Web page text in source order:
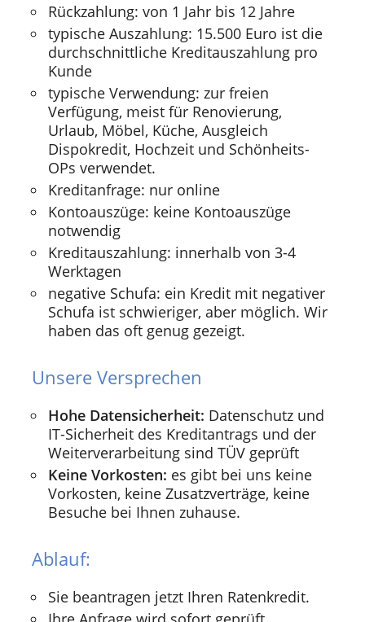
Rückzahlung: von 1 Jahr bis 12 Jahre
typische Auszahlung: 15.500 Euro ist die
durchschnittliche Kreditauszahlung pro
Kunde
typische Verwendung: zur freien
Verfügung, meist für Renovierung,
Urlaub, Möbel, Küche, Ausgleich
Dispokredit, Hochzeit und Schönheits-
OPs verwendet.
Kreditanfrage: nur online
Kontoauszüge: keine Kontoauszüge
notwendig
Kreditauszahlung: innerhalb von 3-4
Werktagen
negative Schufa: ein Kredit mit negativer
Schufa ist schwieriger, aber möglich. Wir
haben das oft genug gezeigt.
Unsere Versprechen
Hohe Datensicherheit: Datenschutz und
IT-Sicherheit des Kreditantrags und der
Weiterverarbeitung sind TÜV geprüft
Keine Vorkosten: es gibt bei uns keine
Vorkosten, keine Zusatzverträge, keine
Besuche bei Ihnen zuhause.
Ablauf:
Sie beantragen jetzt Ihren Ratenkredit.